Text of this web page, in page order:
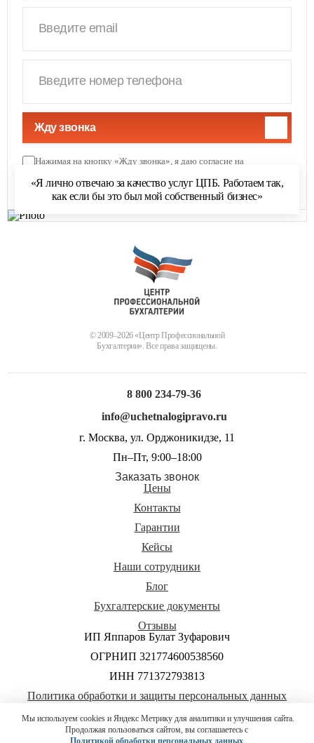
Жду звонка
Нажимая на кнопку «Жду звонка», я даю согласие на
политикой обработки персональных данных
«Я лично отвечаю за качество услуг ЦПБ. Работаем так,
как если бы это был мой собственный бизнес»
© 2009–2026 «Центр Профессиональной
Бухгалтерии». Все права защищены.
Цены
Контакты
Гарантии
Кейсы
Наши сотрудники
Блог
Бухгалтерские документы
Отзывы
ИП Яппаров Булат Зуфарович
ОГРНИП 321774600538560
ИНН 771372793813
Политика обработки и защиты персональных данных
Согласие на обработку персональных данных
Условия использования материалов сайта
8 800 234-79-36
info@uchetnalogipravo.ru
г. Москва, ул. Орджоникидзе, 11
Пн–Пт, 9:00–18:00
Заказать звонок
Мы используем cookies и Яндекс Метрику для аналитики и улучшения сайта.
Продолжая пользоваться сайтом, вы соглашаетесь с
Политикой обработки персональных данных